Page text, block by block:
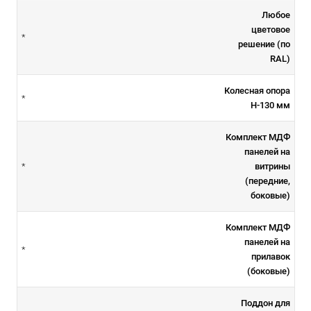
*
Любое
цветовое
решение (по
RAL)
*
Колесная опора
H-130 мм
*
Комплект МДФ
панелей на
витрины
(передние,
боковые)
*
Комплект МДФ
панелей на
прилавок
(боковые)
Поддон для